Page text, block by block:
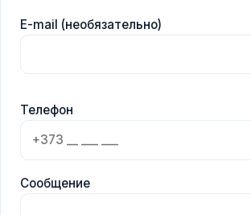
E-mail (необязательно)
Телефон
Сообщение